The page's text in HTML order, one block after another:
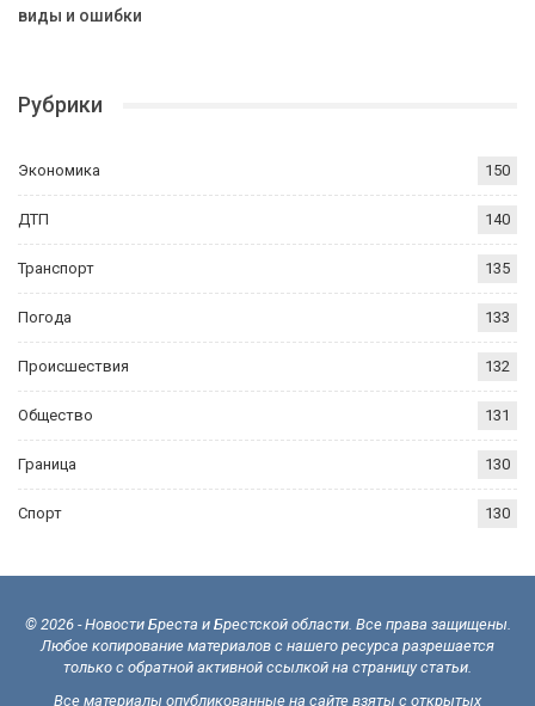
виды и ошибки
Рубрики
Экономика 150
ДТП 140
Транспорт 135
Погода 133
Происшествия 132
Общество 131
Граница 130
Спорт 130
© 2026 - Новости Бреста и Брестской области. Все права защищены.
Любое копирование материалов с нашего ресурса разрешается
только с обратной активной ссылкой на страницу статьи.
Все материалы опубликованные на сайте взяты с открытых